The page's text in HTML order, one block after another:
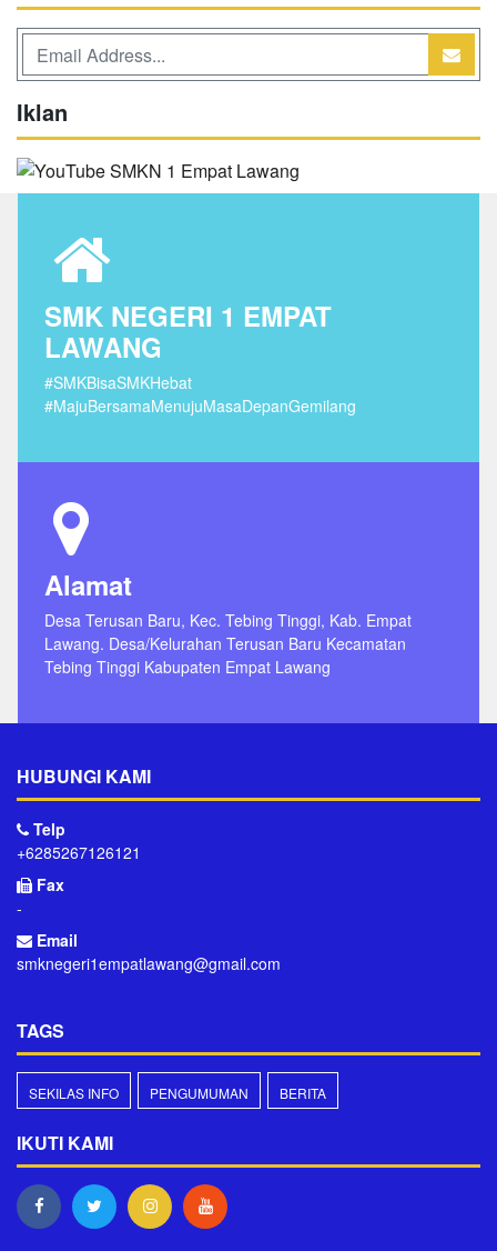
Iklan
SMK NEGERI 1 EMPAT
LAWANG
#SMKBisaSMKHebat
#MajuBersamaMenujuMasaDepanGemilang
Alamat
Desa Terusan Baru, Kec. Tebing Tinggi, Kab. Empat
Lawang. Desa/Kelurahan Terusan Baru Kecamatan
Tebing Tinggi Kabupaten Empat Lawang
HUBUNGI KAMI
Telp
+6285267126121
Fax
-
Email
smknegeri1empatlawang@gmail.com
TAGS
SEKILAS INFO PENGUMUMAN BERITA
IKUTI KAMI